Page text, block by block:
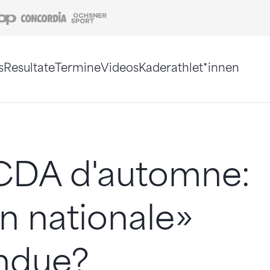
Coop Concordia
ResultateTermineVideosKaderathlet*innen
d'automne:
nationale»